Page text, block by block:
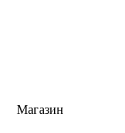
Магазин